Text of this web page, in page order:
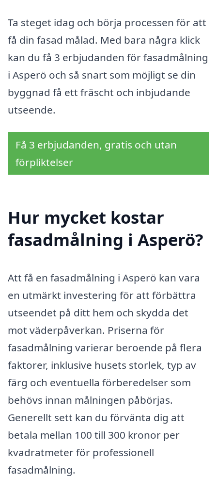
Ta steget idag och börja processen för att
få din fasad målad. Med bara några klick
kan du få 3 erbjudanden för fasadmålning
i Asperö och så snart som möjligt se din
byggnad få ett fräscht och inbjudande
utseende.
Få 3 erbjudanden, gratis och utan
förpliktelser
Hur mycket kostar
fasadmålning i Asperö?
Att få en fasadmålning i Asperö kan vara
en utmärkt investering för att förbättra
utseendet på ditt hem och skydda det
mot väderpåverkan. Priserna för
fasadmålning varierar beroende på flera
faktorer, inklusive husets storlek, typ av
färg och eventuella förberedelser som
behövs innan målningen påbörjas.
Generellt sett kan du förvänta dig att
betala mellan 100 till 300 kronor per
kvadratmeter för professionell
fasadmålning.